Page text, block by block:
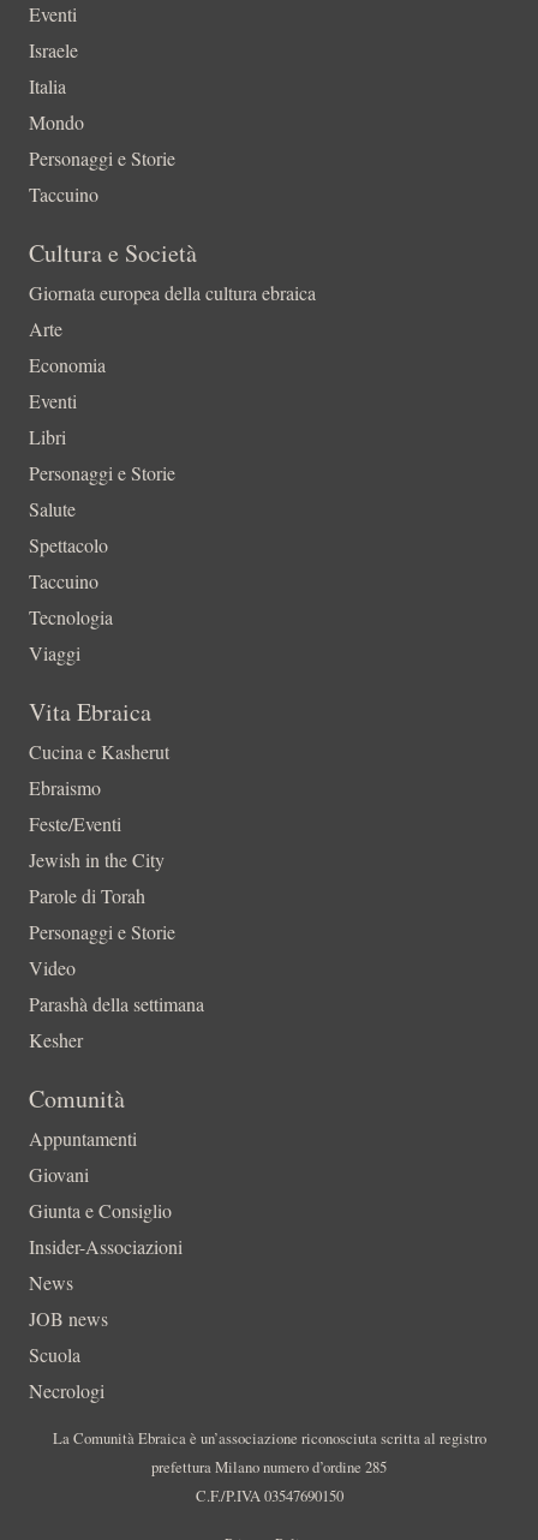
Eventi
Israele
Italia
Mondo
Personaggi e Storie
Taccuino
Cultura e Società
Giornata europea della cultura ebraica
Arte
Economia
Eventi
Libri
Personaggi e Storie
Salute
Spettacolo
Taccuino
Tecnologia
Viaggi
Vita Ebraica
Cucina e Kasherut
Ebraismo
Feste/Eventi
Jewish in the City
Parole di Torah
Personaggi e Storie
Video
Parashà della settimana
Kesher
Comunità
Appuntamenti
Giovani
Giunta e Consiglio
Insider-Associazioni
News
JOB news
Scuola
Necrologi
La Comunità Ebraica è un’associazione riconosciuta scritta al registro
prefettura Milano numero d’ordine 285
C.F./P.IVA 03547690150